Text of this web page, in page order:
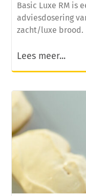
Basic Luxe RM is
adviesdosering
zacht/luxe brood.
Lees meer...